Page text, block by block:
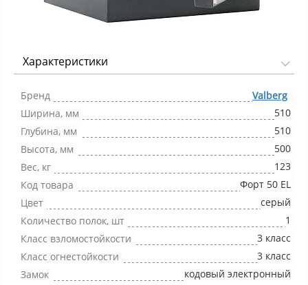
Характеристики
Бренд
Valberg
Ширина, мм
510
Глубина, мм
510
Высота, мм
500
Вес, кг
123
Код товара
Форт 50 EL
Цвет
серый
Количество полок, шт
1
Класс взломостойкости
3 класс
Класс огнестойкости
3 класс
Замок
кодовый электронный